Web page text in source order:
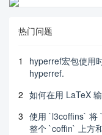
热门问题
1
hyperref宏包使用
hyperref.
2 如何在用 LaTeX
3 使用 `l3coffins` 将
整个 `coffin` 上方